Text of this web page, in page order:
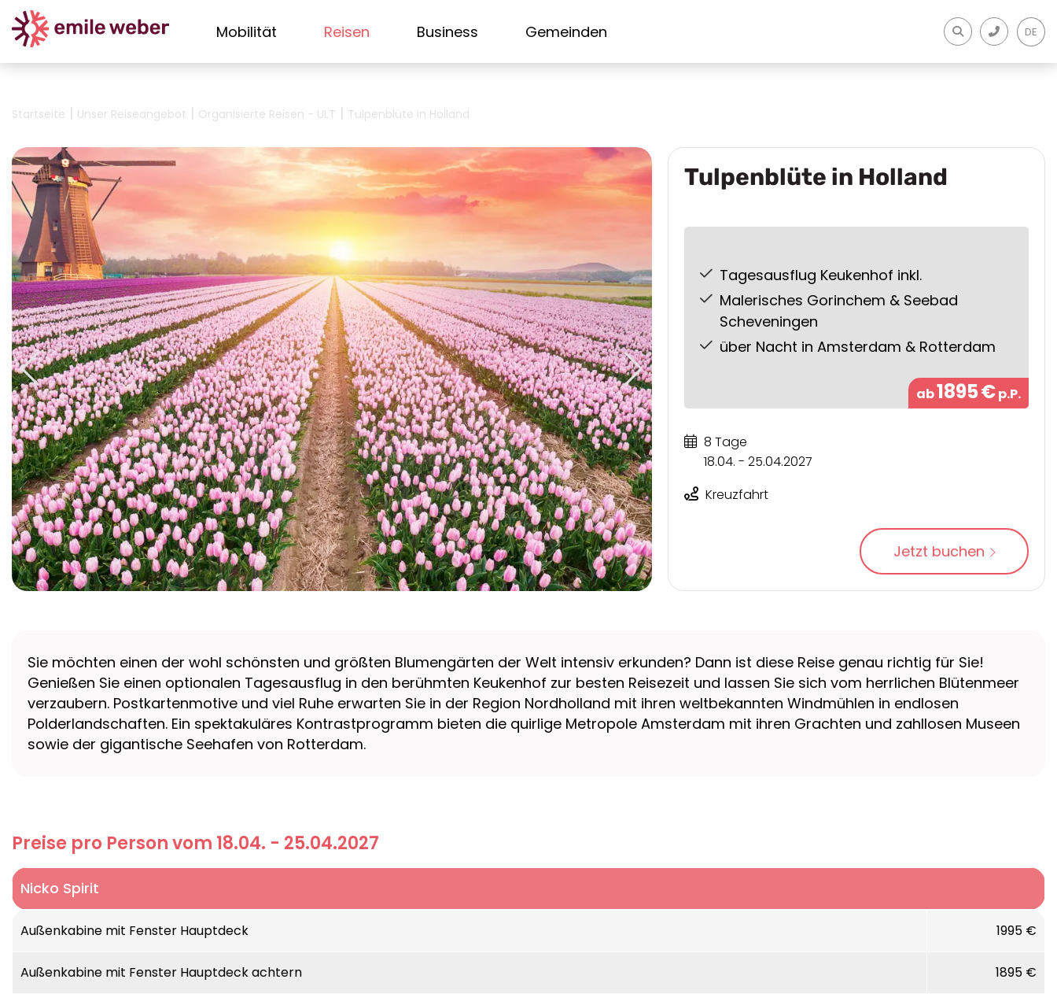
Mobilität Reisen Business Gemeinden DE
Startseite | Unser Reiseangebot | Organisierte Reisen - ULT | Tulpenblüte in Holland
Tulpenblüte in Holland
Tagesausflug Keukenhof inkl.
Malerisches Gorinchem & Seebad
Scheveningen
über Nacht in Amsterdam & Rotterdam
ab1895€p.P.
8 Tage
18.04. - 25.04.2027
Kreuzfahrt
Jetzt buchen
Sie möchten einen der wohl schönsten und größten Blumengärten der Welt intensiv erkunden? Dann ist diese Reise genau richtig für Sie!
Genießen Sie einen optionalen Tagesausflug in den berühmten Keukenhof zur besten Reisezeit und lassen Sie sich vom herrlichen Blütenmeer
verzaubern. Postkartenmotive und viel Ruhe erwarten Sie in der Region Nordholland mit ihren weltbekannten Windmühlen in endlosen
Polderlandschaften. Ein spektakuläres Kontrastprogramm bieten die quirlige Metropole Amsterdam mit ihren Grachten und zahllosen Museen
sowie der gigantische Seehafen von Rotterdam.
Preise pro Person vom 18.04. - 25.04.2027
Nicko Spirit
Außenkabine mit Fenster Hauptdeck 1995 €
Außenkabine mit Fenster Hauptdeck achtern 1895 €